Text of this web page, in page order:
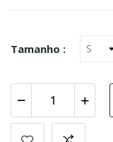
Tamanho :